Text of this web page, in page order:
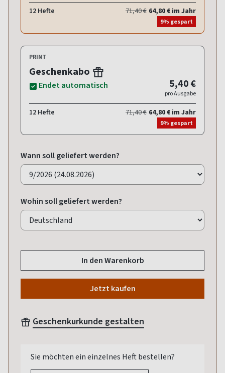
12 Hefte 71,40 € 64,80 € im Jahr
9% gespart
PRINT
Geschenkabo
Endet automatisch 5,40 €
pro Ausgabe
12 Hefte 71,40 € 64,80 € im Jahr
9% gespart
Wann soll geliefert werden?
Wohin soll geliefert werden?
In den Warenkorb
Jetzt kaufen
Geschenkurkunde gestalten
Sie möchten ein einzelnes Heft bestellen?